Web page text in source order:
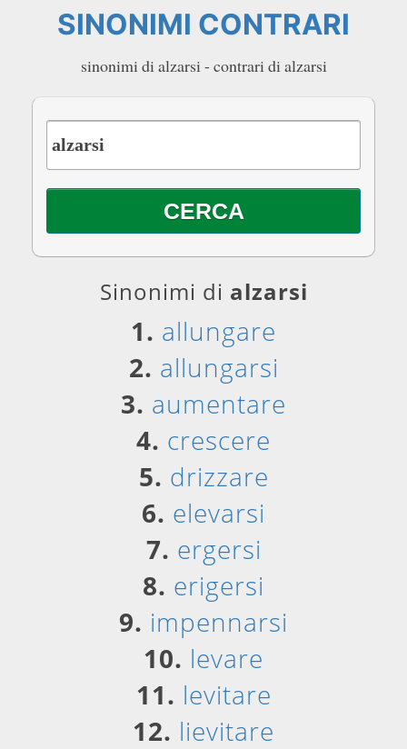
SINONIMI CONTRARI
sinonimi di alzarsi - contrari di alzarsi
Sinonimi di alzarsi
1. allungare
2. allungarsi
3. aumentare
4. crescere
5. drizzare
6. elevarsi
7. ergersi
8. erigersi
9. impennarsi
10. levare
11. levitare
12. lievitare